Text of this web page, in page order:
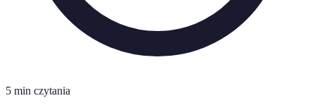
5 min czytania